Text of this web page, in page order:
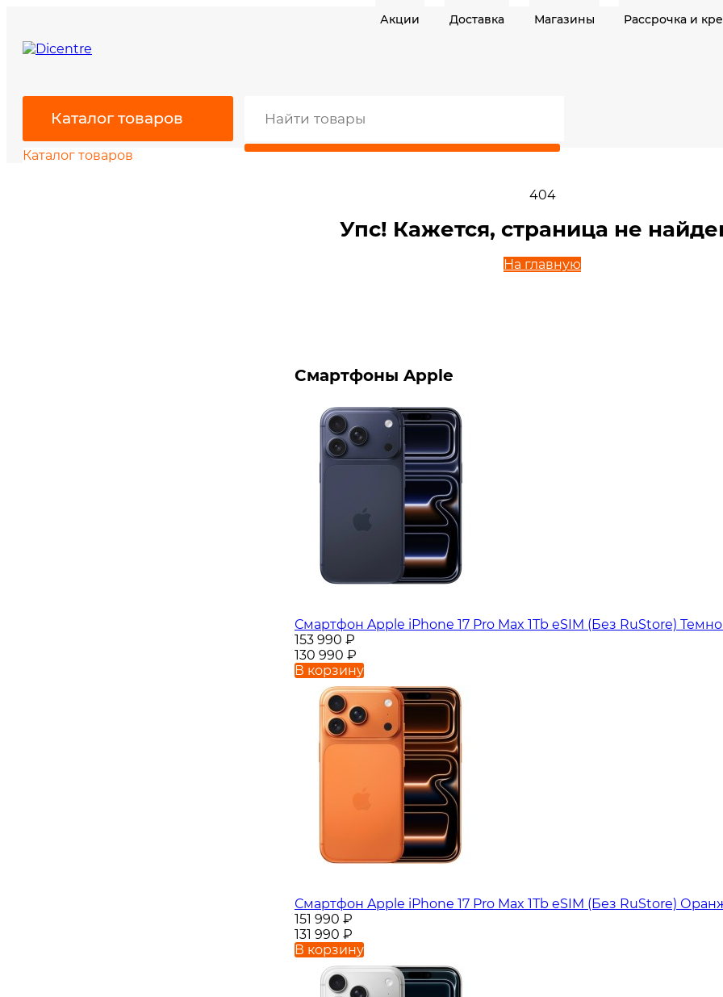
Акции Доставка Магазины Рассрочка и
Каталог товаров
Каталог товаров
404
Упс! Кажется, страница не
На главную
Смартфоны Apple
Смартфон Apple iPhone 17 Pro Max 1Tb eSIM (Без RuStore)
153 990 ₽
130 990 ₽
В корзину
Смартфон Apple iPhone 17 Pro Max 1Tb eSIM (Без RuStore)
151 990 ₽
131 990 ₽
В корзину